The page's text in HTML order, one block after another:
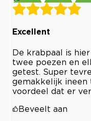
Excellent
De krabpaal is
twee poezen en
getest. Super
gemakkelijk ineen
voordeel dat er
Beveelt aan